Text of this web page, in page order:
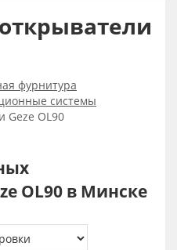
фурнитура
системы
Geze OL90
OL90 в Минске